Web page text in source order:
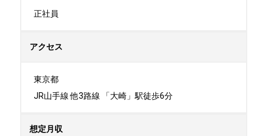
正社員
アクセス
東京都
JR山手線 他3路線 「大崎」駅徒歩6分
想定月収